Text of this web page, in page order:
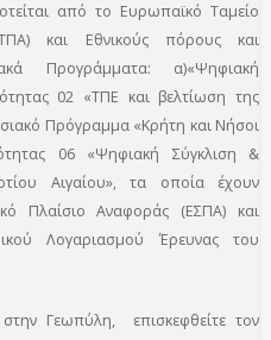
από το Ευρωπαϊκό Ταμείο
και Εθνικούς πόρους και
Προγράμματα: α)«Ψηφιακή
02 «ΤΠΕ και βελτίωση της
Πρόγραμμα «Κρήτη και Νήσοι
06 «Ψηφιακή Σύγκλιση &
Αιγαίου», τα οποία έχουν
Πλαίσιο Αναφοράς (ΕΣΠΑ) και
Λογαριασμού Έρευνας του
Γεωπύλη, επισκεφθείτε τον